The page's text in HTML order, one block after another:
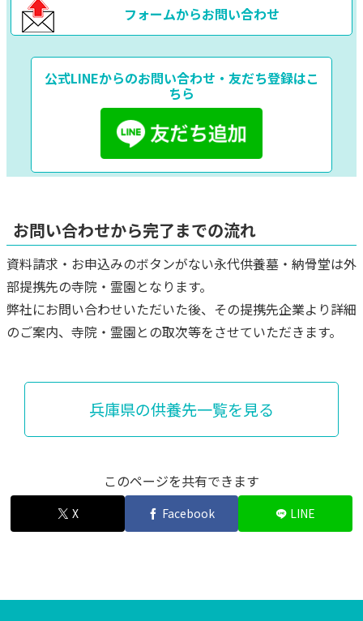
フォームからお問い合わせ
公式LINEからのお問い合わせ・友だち登録はこ
ちら
お問い合わせから完了までの流れ
資料請求・お申込みのボタンがない永代供養墓・納骨堂は外
部提携先の寺院・霊園となります。
弊社にお問い合わせいただいた後、その提携先企業より詳細
のご案内、寺院・霊園との取次等をさせていただきます。
兵庫県の供養先一覧を見る
このページを共有できます
X Facebook LINE